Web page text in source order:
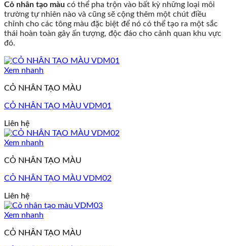
2026
vườn
đẹp,
bền,
không
Cỏ nhân tạo màu có thể pha trộn vào bất kỳ những loại môi
trường tự nhiên nào và cũng sẽ cộng thêm một chút điều
chỉnh cho các tông màu đặc biệt để nó có thể tạo ra một sắc
thái hoàn toàn gây ấn tượng, độc đáo cho cảnh quan khu vực
đó.
Xem nhanh
CỎ NHÂN TẠO MÀU
CỎ NHÂN TẠO MÀU VDM01
Liên hệ
Xem nhanh
CỎ NHÂN TẠO MÀU
CỎ NHÂN TẠO MÀU VDM02
Liên hệ
Xem nhanh
CỎ NHÂN TẠO MÀU